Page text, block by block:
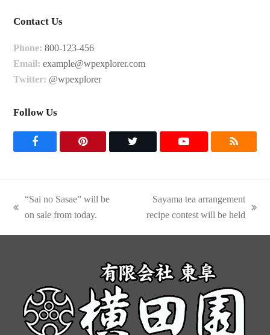
Contact Us
Phone: 800-123-456
Email: example@wpexplorer.com
Twitter: @wpexplorer
Follow Us
F
e
b
k
P
t
e
t
T
t
r
Y
t
u
e
R
previous
“Sai no Sasae” will be
on sale from today.
next
Sayama tea arrangement
recipe contest will be held